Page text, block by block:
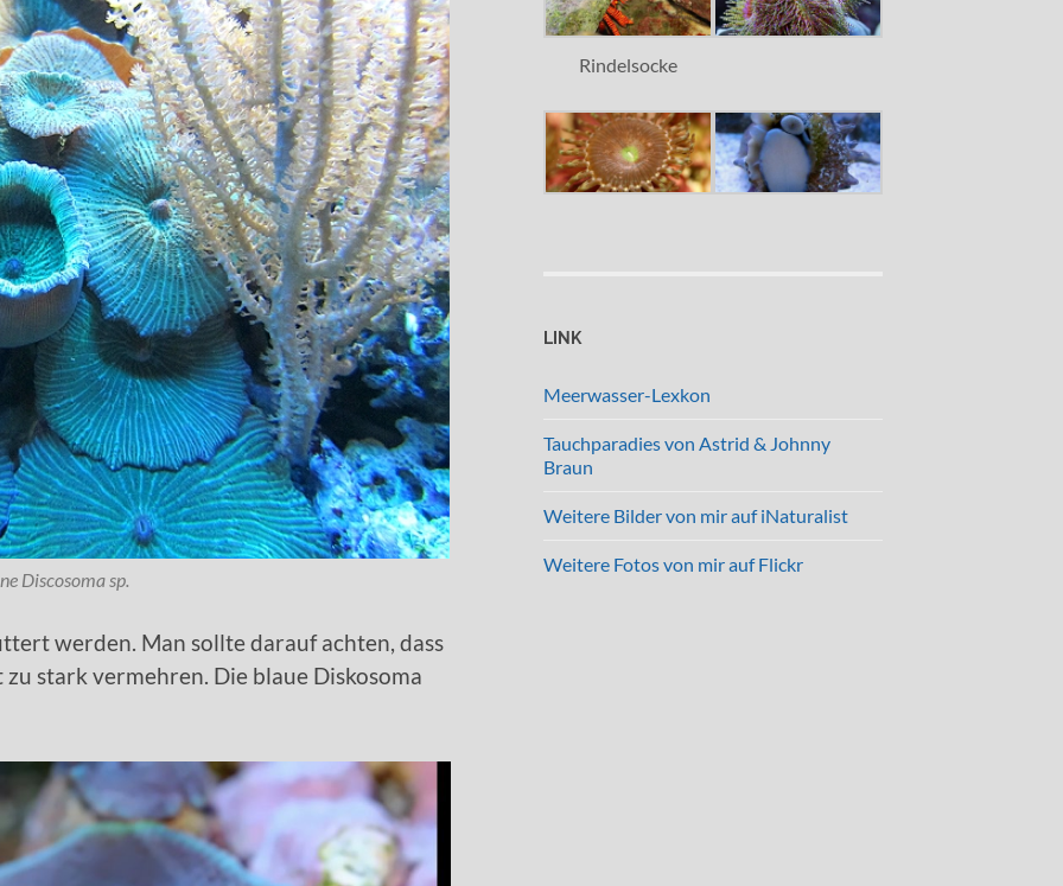
Discosoma sp.
werden. Man sollte darauf achten, dass
stark vermehren. Die blaue Diskosoma
Rindelsocke
LINK
Meerwasser-Lexkon
Tauchparadies von Astrid & Johnny
Braun
Weitere Bilder von mir auf iNaturalist
Weitere Fotos von mir auf Flickr